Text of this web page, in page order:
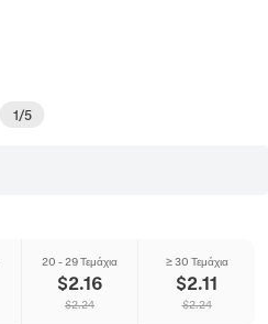
1/5
20 - 29 Τεμάχια
$2.16
$2.24
≥ 30 Τεμάχια
$2.11
$2.24